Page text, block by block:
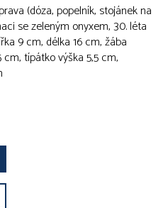
(dóza, popelník, stojánek na
se zeleným onyxem, 30. léta
9 cm, délka 16 cm, žába
cm, típátko výška 5,5 cm,